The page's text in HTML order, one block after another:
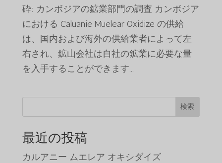
砕: カンボジアの鉱業部門の調査 カンボジア
における Caluanie Muelear Oxidize の供給
は、国内および海外の供給業者によって左
右され、鉱山会社は自社の鉱業に必要な量
を入手することができます...
検索
最近の投稿
カルアニー ムエレア オキシダイズ